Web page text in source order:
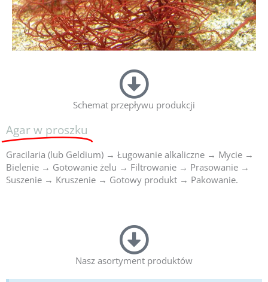
Schemat przepływu produkcji
Agar w proszku
Gracilaria (lub Geldium) → Ługowanie alkaliczne → Mycie →
Bielenie → Gotowanie żelu → Filtrowanie → Prasowanie →
Suszenie → Kruszenie → Gotowy produkt → Pakowanie.
Nasz asortyment produktów